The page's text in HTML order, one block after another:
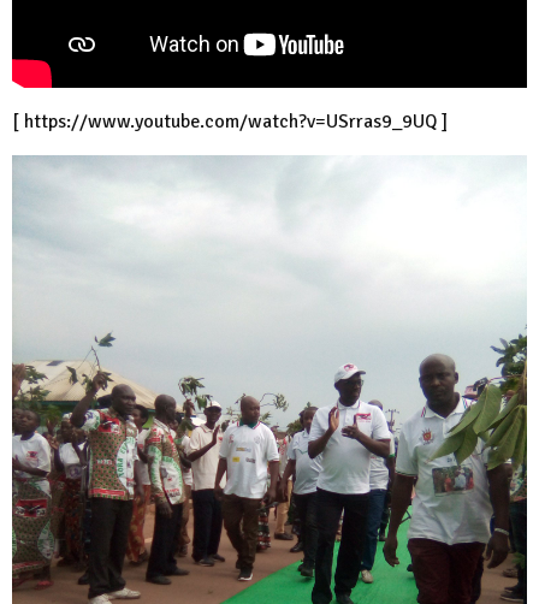
[ https://www.youtube.com/watch?v=USrras9_9UQ ]